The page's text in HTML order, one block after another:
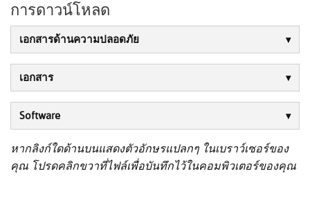
การดาวน์โหลด
เอกสารด้านความปลอดภัย
เอกสาร
Software
หากลิงก์ใดด้านบนแสดงตัวอักษรแปลกๆ ในเบราว์เซอร์ของ
คุณ โปรดคลิกขวาที่ไฟล์เพื่อบันทึกไว้ในคอมพิวเตอร์ของคุณ